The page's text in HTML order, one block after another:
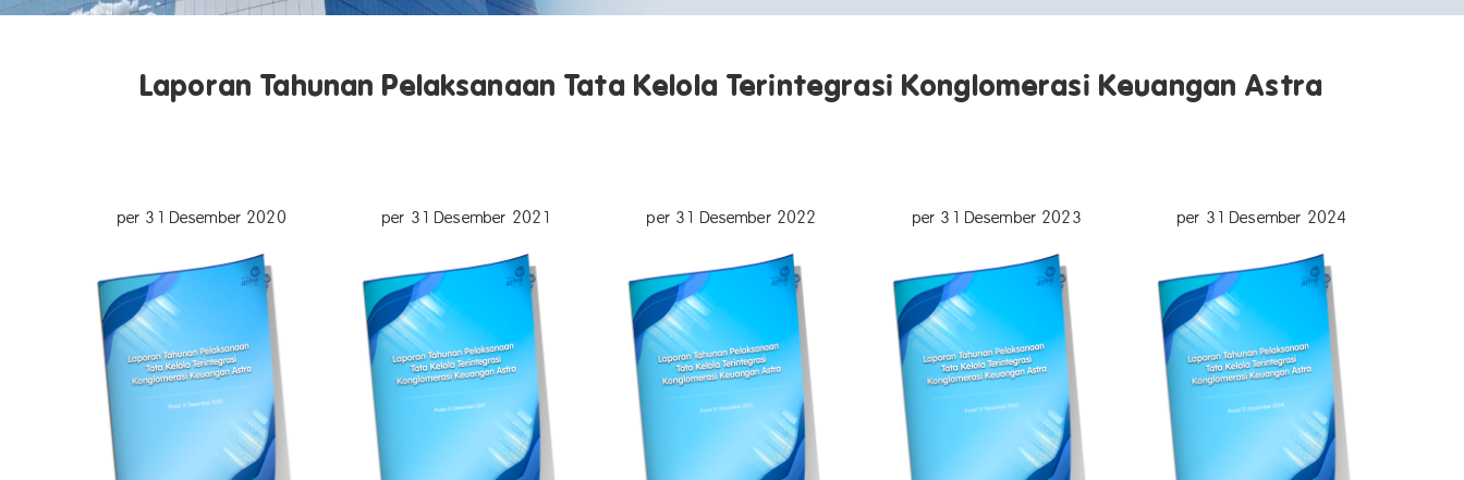
Laporan Tahunan Pelaksanaan Tata Kelola Terintegrasi Konglomerasi Keuangan Astra
per 31 Desember 2020 per 31 Desember 2021 per 31 Desember 2022 per 31 Desember 2023 per 31 Desember 2024